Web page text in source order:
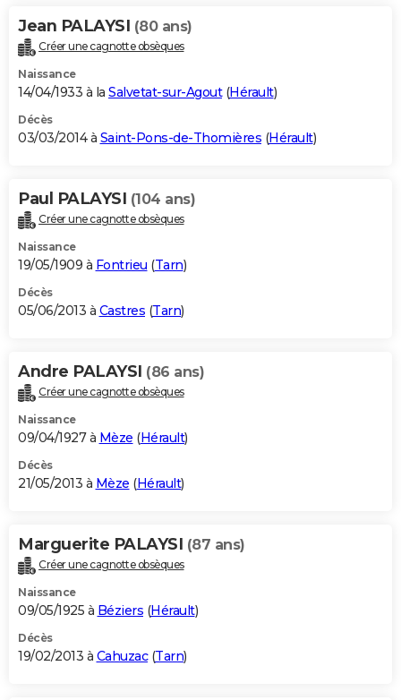
Jean PALAYSI (80 ans)
Créer une cagnotte obsèques
Naissance
14/04/1933 à la Salvetat-sur-Agout(Hérault)
Décès
03/03/2014 à Saint-Pons-de-Thomières (Hérault)
Paul PALAYSI (104 ans)
Créer une cagnotte obsèques
Naissance
19/05/1909 à Fontrieu (Tarn)
Décès
05/06/2013 à Castres (Tarn)
Andre PALAYSI (86 ans)
Créer une cagnotte obsèques
Naissance
09/04/1927 à Mèze (Hérault)
Décès
21/05/2013 à Mèze (Hérault)
Marguerite PALAYSI (87 ans)
Créer une cagnotte obsèques
Naissance
09/05/1925 à Béziers (Hérault)
Décès
19/02/2013 à Cahuzac(Tarn)